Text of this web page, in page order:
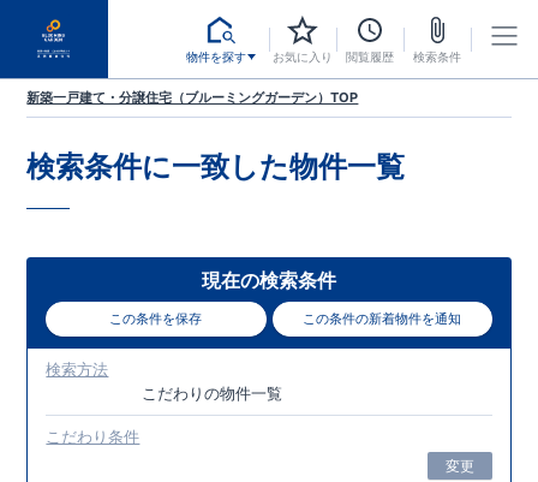
物件を探す お気に入り 閲覧履歴 検索条件
新築一戸建て・分譲住宅（ブルーミングガーデン）TOP
検索条件に一致した物件一覧
現在の検索条件
この条件を保存 この条件の新着物件を通知
検索方法
こだわりの物件一覧
こだわり条件
変更